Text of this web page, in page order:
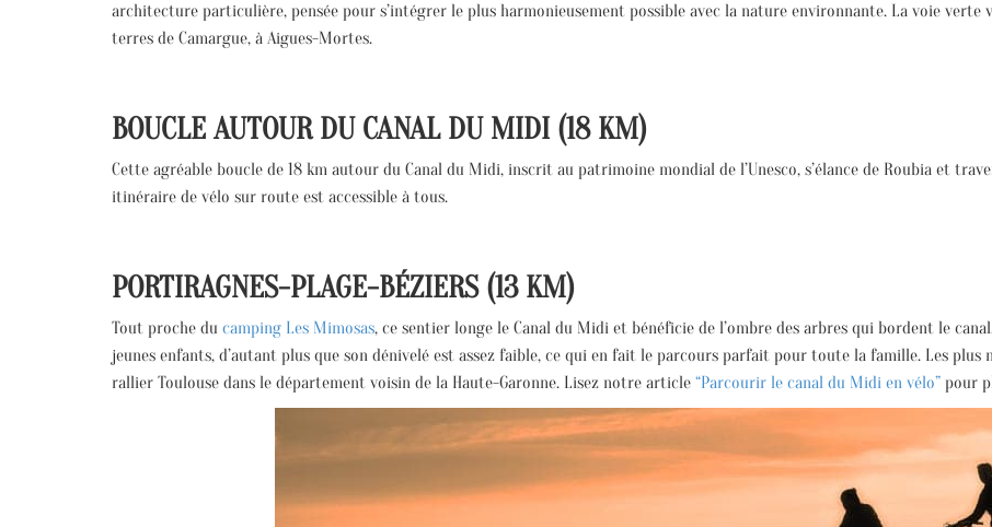
architecture particulière, pensée pour s’intégrer le plus harmonieusement possible avec la nature environnante. La voie verte
terres de Camargue, à Aigues-Mortes.
BOUCLE AUTOUR DU CANAL DU MIDI (18 KM)
Cette agréable boucle de 18 km autour du Canal du Midi, inscrit au patrimoine mondial de l’Unesco, s’élance de Roubia et
itinéraire de vélo sur route est accessible à tous.
PORTIRAGNES-PLAGE-BÉZIERS (13 KM)
Tout proche du camping Les Mimosas, ce sentier longe le Canal du Midi et bénéficie de l’ombre des arbres qui bordent le
jeunes enfants, d’autant plus que son dénivelé est assez faible, ce qui en fait le parcours parfait pour toute la famille. Les
rallier Toulouse dans le département voisin de la Haute-Garonne. Lisez notre article “Parcourir le canal du Midi en vélo” pour